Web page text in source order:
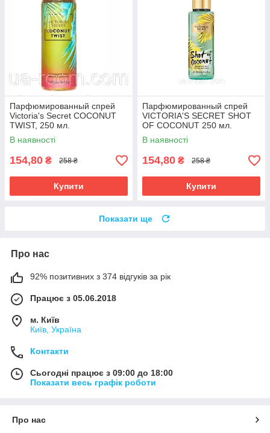
Парфюмированный спрей
Victoria's Secret COCONUT
TWIST, 250 мл.
В наявності
154,80 ₴ 258 ₴
Купити
Парфюмированный спрей
VICTORIA'S SECRET SHOT
OF COCONUT 250 мл.
В наявності
154,80 ₴ 258 ₴
Купити
Показати ще
Про нас
92% позитивних з 374 відгуків за рік
Працює з 05.06.2018
м. Київ
Київ, Україна
Контакти
Сьогодні працює з 09:00 до 18:00
Показати весь графік роботи
Про нас